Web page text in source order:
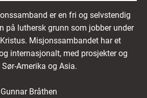
er en fri og selvstendig
på luthersk grunn som jobber under
Misjonssambandet har et
internasjonalt, med prosjekter og
Amerika og Asia.
Gunnar Bråthen